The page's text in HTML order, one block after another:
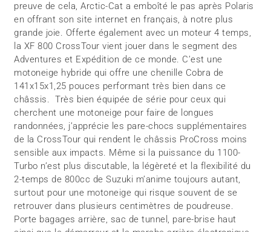
preuve de cela, Arctic-Cat a emboîté le pas après Polaris
en offrant son site internet en français, à notre plus
grande joie. Offerte également avec un moteur 4 temps,
la XF 800 CrossTour vient jouer dans le segment des
Adventures et Expédition de ce monde. C’est une
motoneige hybride qui offre une chenille Cobra de
141x15x1,25 pouces performant très bien dans ce
châssis. Très bien équipée de série pour ceux qui
cherchent une motoneige pour faire de longues
randonnées, j’apprécie les pare-chocs supplémentaires
de la CrossTour qui rendent le châssis ProCross moins
sensible aux impacts. Même si la puissance du 1100-
Turbo n’est plus discutable, la légèreté et la flexibilité du
2-temps de 800cc de Suzuki m’anime toujours autant,
surtout pour une motoneige qui risque souvent de se
retrouver dans plusieurs centimètres de poudreuse.
Porte bagages arrière, sac de tunnel, pare-brise haut